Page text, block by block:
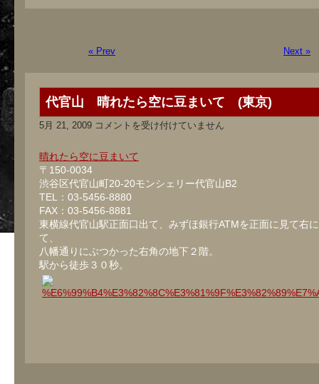
« Prev Next »
代官山 晴れたら空に豆まいて (東京)
5月 21, 2009 代
晴
れ
ら
空
に
豆
ま
(東
京)
コメントを受け付けていません
晴れたら空に豆まいて
〒150-0034
渋谷区代官山町20-20モンシェリー代官山B2
TEL：03-5456-8880
FAX：03-5456-8881
東横線代官山駅正面口出て、みずほ銀行ATMを正面に見て右
て、
八幡通りにぶつかった右角の地下２階。
駅から徒歩３０秒。